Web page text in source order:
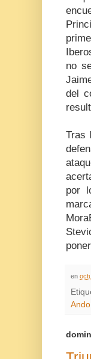
no
del
Tras
por
en